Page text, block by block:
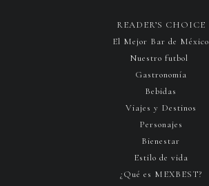
READER’S CHOICE
El Mejor Bar de México
Nuestro futbol
Gastronomía
Bebidas
Viajes y Destinos
Personajes
Bienestar
Estilo de vida
¿Qué es MEXBEST?